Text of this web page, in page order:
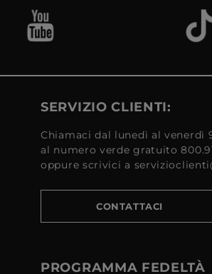
SERVIZIO CLIENTI:
Chiamaci dal lunedì al venerdì
al numero verde gratuito
oppure scrivici a
CONTATTACI
PROGRAMMA FEDELTÀ